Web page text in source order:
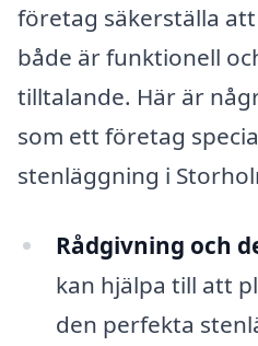
företag säkerställa
både är funktionell
tilltalande. Här är
som ett företag
stenläggning i
Rådgivning och
kan hjälpa till att
den perfekta